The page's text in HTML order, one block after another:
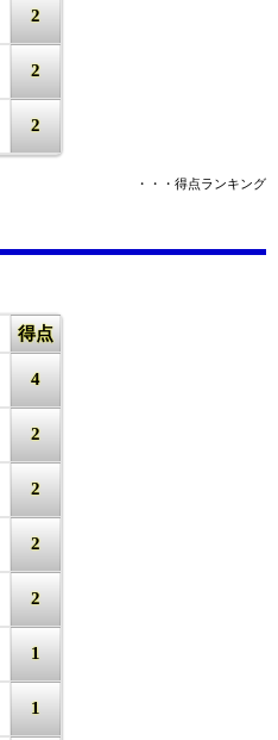
2
2
2
・・・得点ランキング
得点
4
2
2
2
2
1
1